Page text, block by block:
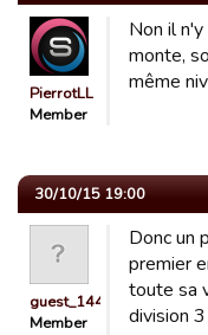
PierrotLL
Member
Non il
monte,
même
30/10/15 19:00
guest_1444994448712
Member
Donc un
premier
toute sa
division